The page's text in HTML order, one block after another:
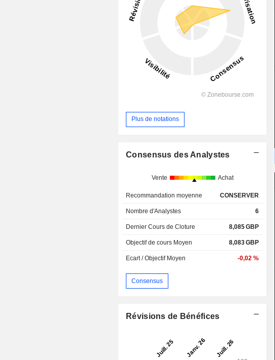
Plus de notations
Consensus des Analystes
Vente Achat
Recommandation moyenne CONSERVER
Nombre d'Analystes 6
Dernier Cours de Cloture 8,085GBP
Objectif de cours Moyen 8,083GBP
Ecart / Objectif Moyen -0,02 %
Consensus
Révisions de Bénéfices